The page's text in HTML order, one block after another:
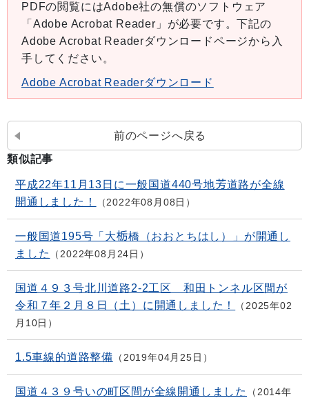
PDFの閲覧にはAdobe社の無償のソフトウェア
「Adobe Acrobat Reader」が必要です。下記の
Adobe Acrobat Readerダウンロードページから入
手してください。
Adobe Acrobat Readerダウンロード
前のページへ戻る
類似記事
平成22年11月13日に一般国道440号地芳道路が全線
開通しました！
2022年08月08日
一般国道195号「大栃橋（おおとちはし）」が開通し
ました
2022年08月24日
国道４９３号北川道路2-2工区 和田トンネル区間が
令和７年２月８日（土）に開通しました！
2025年02
月10日
1.5車線的道路整備 2019年04月25日
国道４３９号いの町区間が全線開通しました
2014年